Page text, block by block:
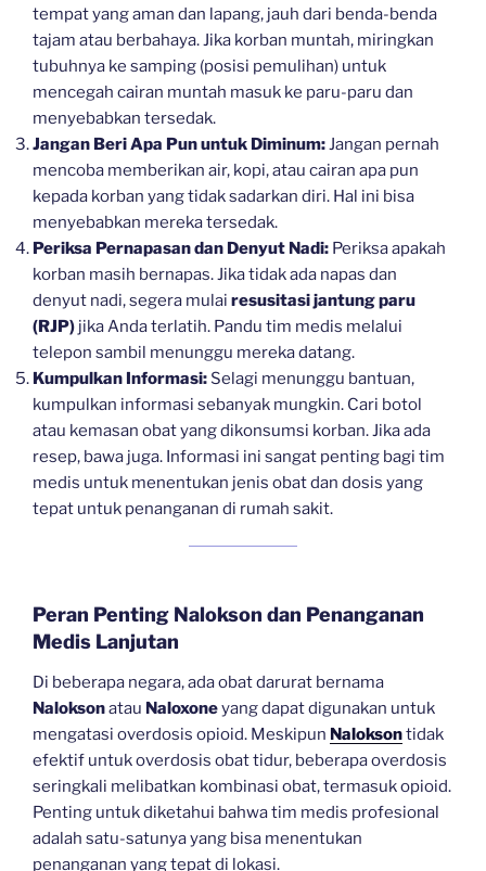
tempat yang aman dan lapang, jauh dari benda-benda
tajam atau berbahaya. Jika korban muntah, miringkan
tubuhnya ke samping (posisi pemulihan) untuk
mencegah cairan muntah masuk ke paru-paru dan
menyebabkan tersedak.
Jangan Beri Apa Pun untuk Diminum:Jangan pernah
mencoba memberikan air, kopi, atau cairan apa pun
kepada korban yang tidak sadarkan diri. Hal ini bisa
menyebabkan mereka tersedak.
Periksa Pernapasan dan Denyut Nadi: Periksa apakah
korban masih bernapas. Jika tidak ada napas dan
denyut nadi, segera mulai resusitasi jantung paru
(RJP) jika Anda terlatih. Pandu tim medis melalui
telepon sambil menunggu mereka datang.
Kumpulkan Informasi: Selagi menunggu bantuan,
kumpulkan informasi sebanyak mungkin. Cari botol
atau kemasan obat yang dikonsumsi korban. Jika ada
resep, bawa juga. Informasi ini sangat penting bagi tim
medis untuk menentukan jenis obat dan dosis yang
tepat untuk penanganan di rumah sakit.
Peran Penting Nalokson dan Penanganan
Medis Lanjutan
Di beberapa negara, ada obat darurat bernama
Naloksonatau Naloxoneyang dapat digunakan untuk
mengatasi overdosis opioid. Meskipun Naloksontidak
efektif untuk overdosis obat tidur, beberapa overdosis
seringkali melibatkan kombinasi obat, termasuk opioid.
Penting untuk diketahui bahwa tim medis profesional
adalah satu-satunya yang bisa menentukan
penanganan yang tepat di lokasi.